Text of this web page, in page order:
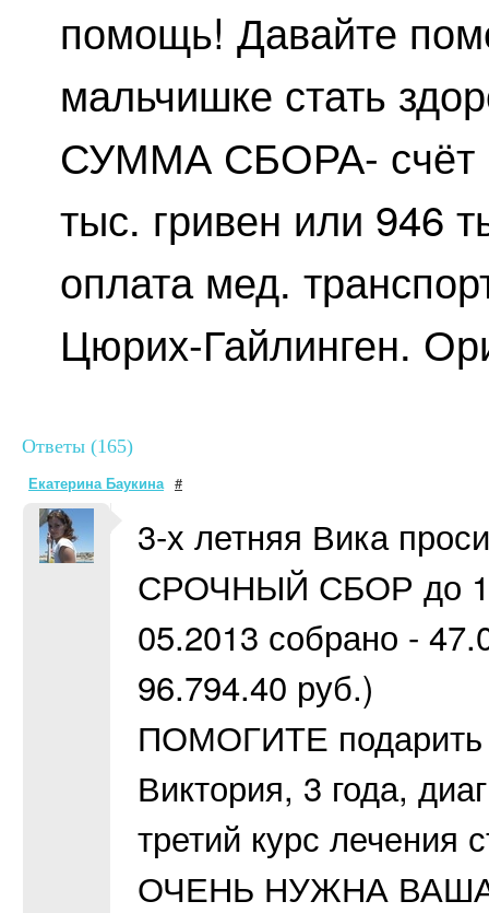
помощь! Давайте
мальчишке стать
СУММА СБОРА- счёт
тыс. гривен или 946
оплата мед.
Цюрих-Гайлинген.
Ответы (165)
Екатерина Баукина #
3-х летняя Вика
СРОЧНЫЙ СБОР до
05.2013 собрано -
96.794.40 руб.)
ПОМОГИТЕ подарить
Виктория, 3 года,
третий курс лечения
ОЧЕНЬ НУЖНА